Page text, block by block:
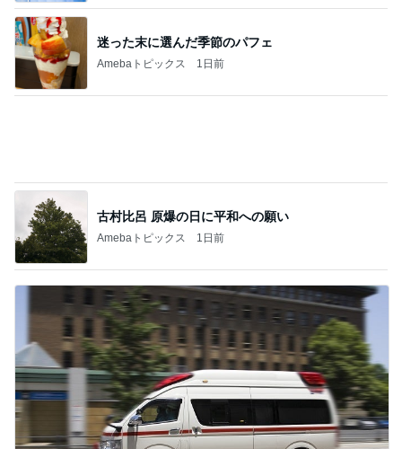
迷った末に選んだ季節のパフェ
Amebaトピックス 1日前
古村比呂 原爆の日に平和への願い
Amebaトピックス 1日前